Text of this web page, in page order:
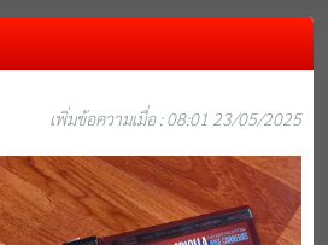
เพิ่มข้อความเมื่อ : 08:01 23/05/2025